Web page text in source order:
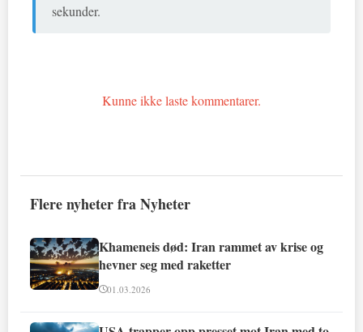
sekunder.
Kunne ikke laste kommentarer.
Flere nyheter fra Nyheter
Khameneis død: Iran rammet av krise og
hevner seg med raketter
01.03.2026